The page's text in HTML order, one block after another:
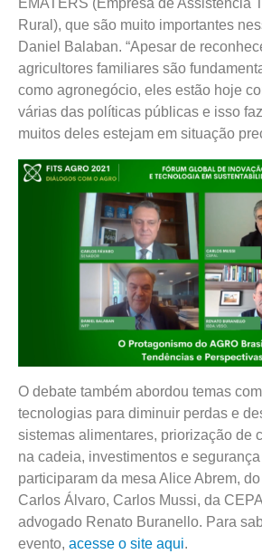
EMATERS (Empresa de Assistência
Rural), que são muito importantes
Daniel Balaban. “Apesar de
agricultores familiares são
como agronegócio, eles estão hoje
várias das políticas públicas e isso
muitos deles estejam em situação
O debate também abordou temas
tecnologias para diminuir perdas e
sistemas alimentares, priorização de
na cadeia, investimentos e
participaram da mesa Alice Abrem,
Carlos Álvaro, Carlos Mussi, da
advogado Renato Buranello. Para
evento, acesse o site aqui.